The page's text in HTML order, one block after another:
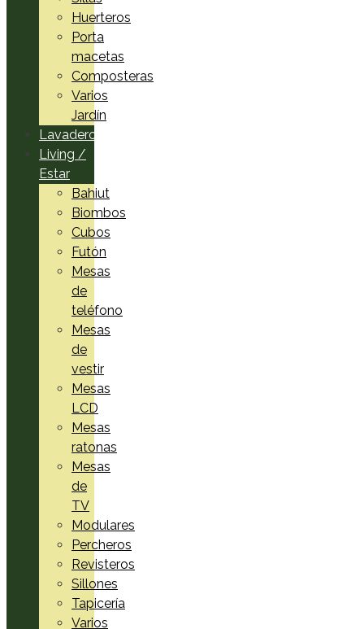
Huerteros
Porta
macetas
Composteras
Varios
Jardín
Lavadero
Living /
Estar
Bahiut
Biombos
Cubos
Futón
Mesas
de
teléfono
Mesas
de
vestir
Mesas
LCD
Mesas
ratonas
Mesas
de
TV
Modulares
Percheros
Revisteros
Sillones
Tapicería
Varios